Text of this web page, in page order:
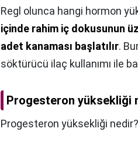
Regl olunca hangi hormon
içinde rahim iç dokusunun
adet kanaması başlatılır.
söktürücü ilaç kullanımı ile
Progesteron yüksekliği
Progesteron yüksekliği